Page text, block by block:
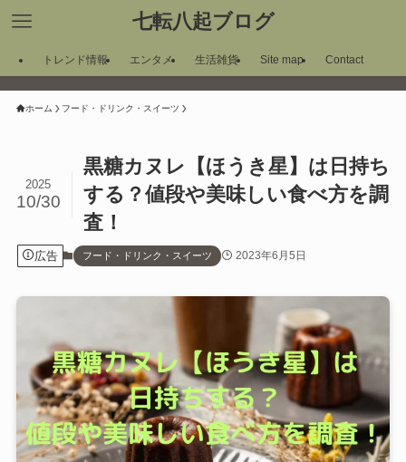
七転八起ブログ
トレンド情報 エンタメ 生活雑貨 Site map Contact
ホーム フード・ドリンク・スイーツ
黒糖カヌレ【ほうき星】は日持ち
する？値段や美味しい食べ方を調
査！
2025
10/30
広告 フード・ドリンク・スイーツ 2023年6月5日